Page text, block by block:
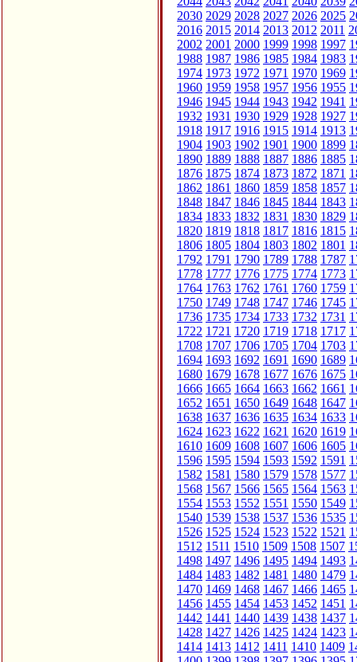
2030 2029 2028 2027 2026 2025
2016 2015 2014 2013 2012 2011
2002 2001 2000 1999 1998 1997
1988 1987 1986 1985 1984 1983
1974 1973 1972 1971 1970 1969
1960 1959 1958 1957 1956 1955
1946 1945 1944 1943 1942 1941
1932 1931 1930 1929 1928 1927
1918 1917 1916 1915 1914 1913
1904 1903 1902 1901 1900 1899
1890 1889 1888 1887 1886 1885
1876 1875 1874 1873 1872 1871
1862 1861 1860 1859 1858 1857
1848 1847 1846 1845 1844 1843
1834 1833 1832 1831 1830 1829
1820 1819 1818 1817 1816 1815
1806 1805 1804 1803 1802 1801
1792 1791 1790 1789 1788 1787
1778 1777 1776 1775 1774 1773
1764 1763 1762 1761 1760 1759
1750 1749 1748 1747 1746 1745
1736 1735 1734 1733 1732 1731
1722 1721 1720 1719 1718 1717
1708 1707 1706 1705 1704 1703
1694 1693 1692 1691 1690 1689
1680 1679 1678 1677 1676 1675
1666 1665 1664 1663 1662 1661
1652 1651 1650 1649 1648 1647
1638 1637 1636 1635 1634 1633
1624 1623 1622 1621 1620 1619
1610 1609 1608 1607 1606 1605
1596 1595 1594 1593 1592 1591
1582 1581 1580 1579 1578 1577
1568 1567 1566 1565 1564 1563
1554 1553 1552 1551 1550 1549
1540 1539 1538 1537 1536 1535
1526 1525 1524 1523 1522 1521
1512 1511 1510 1509 1508 1507
1498 1497 1496 1495 1494 1493
1484 1483 1482 1481 1480 1479
1470 1469 1468 1467 1466 1465
1456 1455 1454 1453 1452 1451
1442 1441 1440 1439 1438 1437
1428 1427 1426 1425 1424 1423
1414 1413 1412 1411 1410 1409